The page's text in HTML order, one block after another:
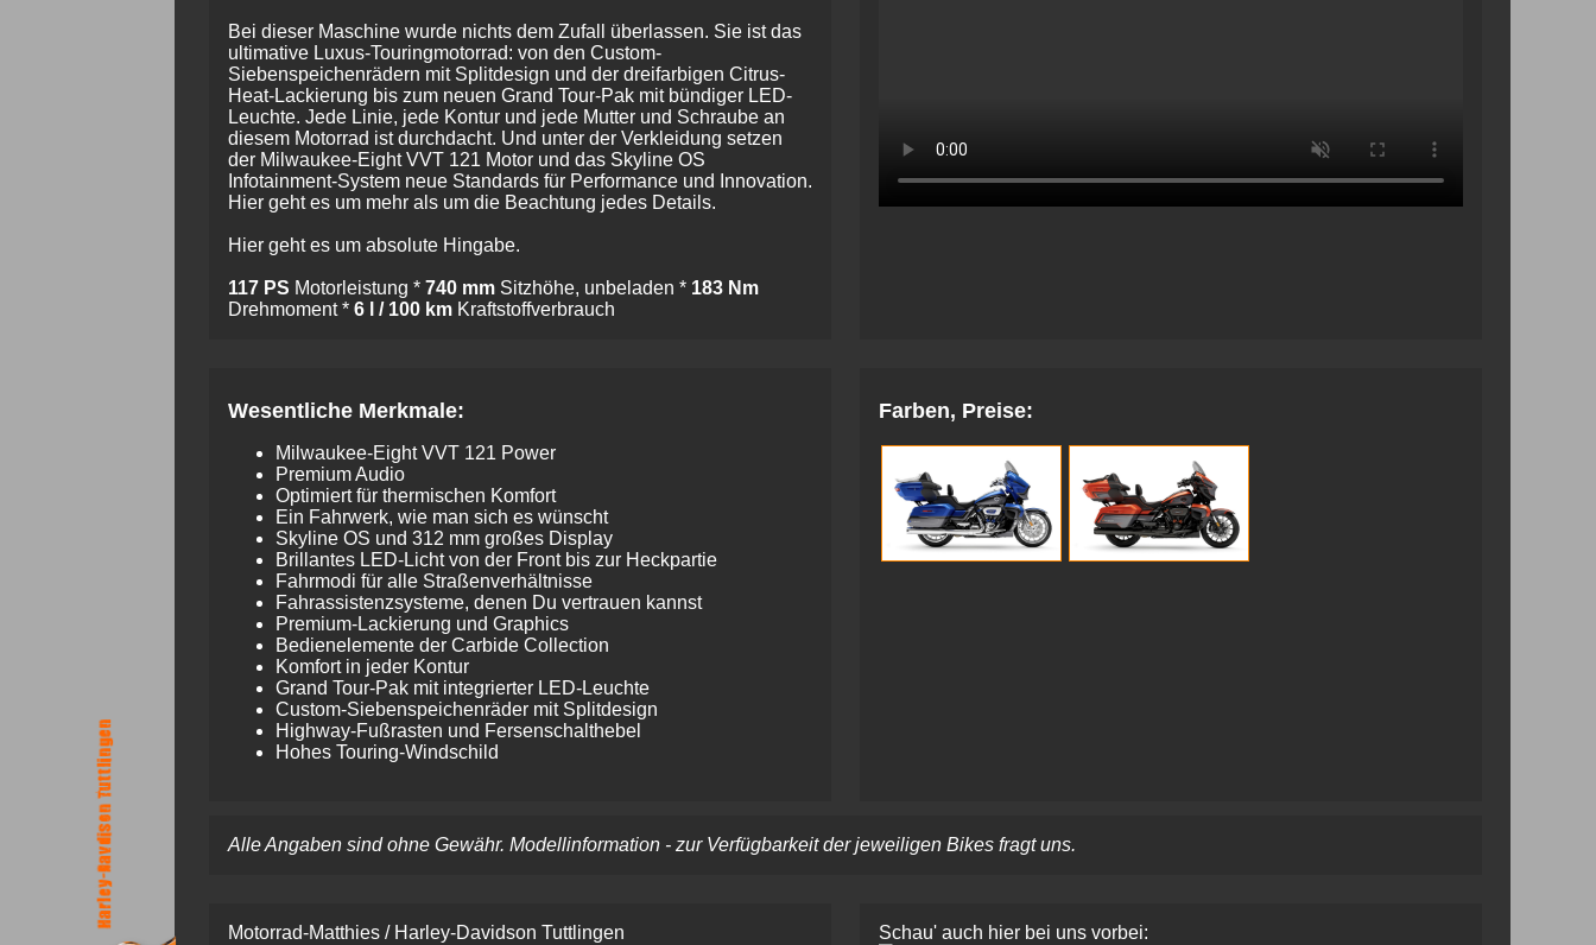
Bei dieser Maschine wurde nichts dem Zufall überlassen. Sie ist das
ultimative Luxus-Touringmotorrad: von den Custom-
Siebenspeichenrädern mit Splitdesign und der dreifarbigen Citrus-
Heat-Lackierung bis zum neuen Grand Tour-Pak mit bündiger LED-
Leuchte. Jede Linie, jede Kontur und jede Mutter und Schraube an
diesem Motorrad ist durchdacht. Und unter der Verkleidung setzen
der Milwaukee-Eight VVT 121 Motor und das Skyline OS
Infotainment-System neue Standards für Performance und Innovation.
Hier geht es um mehr als um die Beachtung jedes Details.
Hier geht es um absolute Hingabe.
117 PS Motorleistung * 740 mm Sitzhöhe, unbeladen * 183 Nm
Drehmoment * 6 l / 100 km Kraftstoffverbrauch
Wesentliche Merkmale:
Milwaukee-Eight VVT 121 Power
Premium Audio
Optimiert für thermischen Komfort
Ein Fahrwerk, wie man sich es wünscht
Skyline OS und 312 mm großes Display
Brillantes LED-Licht von der Front bis zur Heckpartie
Fahrmodi für alle Straßenverhältnisse
Fahrassistenzsysteme, denen Du vertrauen kannst
Premium-Lackierung und Graphics
Bedienelemente der Carbide Collection
Komfort in jeder Kontur
Grand Tour-Pak mit integrierter LED-Leuchte
Custom-Siebenspeichenräder mit Splitdesign
Highway-Fußrasten und Fersenschalthebel
Hohes Touring-Windschild
Farben, Preise:
Alle Angaben sind ohne Gewähr. Modellinformation - zur Verfügbarkeit der jeweiligen Bikes fragt uns.
Motorrad-Matthies / Harley-Davidson Tuttlingen
Schau' auch hier bei uns vorbei: